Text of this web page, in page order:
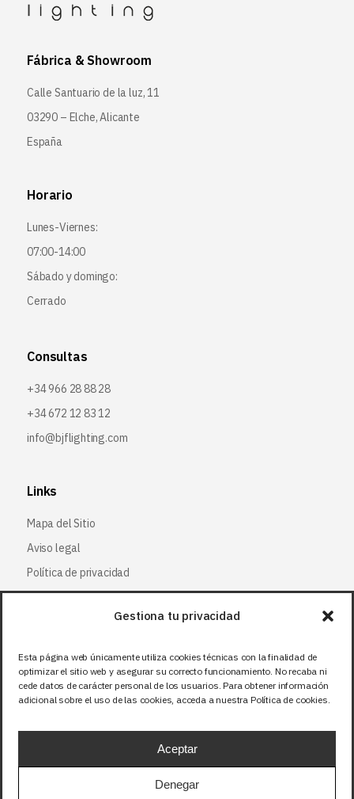
Gestiona tu privacidad
Esta página web únicamente utiliza cookies técnicas con la finalidad de
optimizar el sitio web y asegurar su correcto funcionamiento. No recaba ni
cede datos de carácter personal de los usuarios. Para obtener información
adicional sobre el uso de las cookies, acceda a nuestra Política de cookies.
Aceptar
Denegar
Fábrica & Showroom
Calle Santuario de la luz, 11
03290 – Elche, Alicante
España
Horario
Lunes-Viernes:
07:00-14:00
Sábado y domingo:
Cerrado
Consultas
+34 966 28 88 28
+34 672 12 83 12
info@bjflighting.com
Links
Mapa del Sitio
Aviso legal
Política de privacidad
Política de cookies
Síguenos
Facebook
X (Twitter)
Instagram